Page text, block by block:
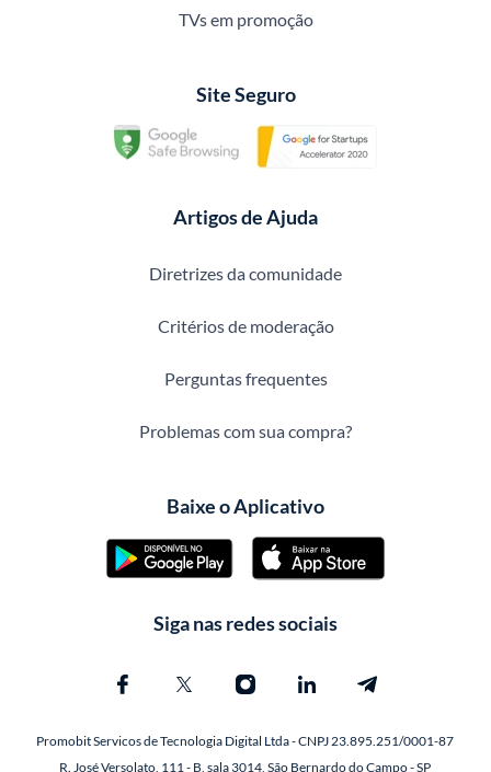
TVs em promoção
Site Seguro
Artigos de Ajuda
Diretrizes da comunidade
Critérios de moderação
Perguntas frequentes
Problemas com sua compra?
Baixe o Aplicativo
Siga nas redes sociais
Promobit Servicos de Tecnologia Digital Ltda - CNPJ 23.895.251/0001-87
R. José Versolato, 111 - B, sala 3014, São Bernardo do Campo - SP